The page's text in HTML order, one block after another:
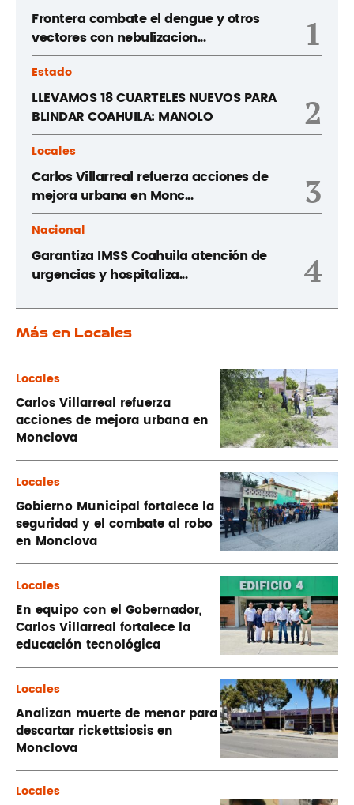
Frontera combate el dengue y otros
vectores con nebulizacion...
1
Estado
LLEVAMOS 18 CUARTELES NUEVOS PARA
BLINDAR COAHUILA: MANOLO
2
Locales
Carlos Villarreal refuerza acciones de
mejora urbana en Monc...
3
Nacional
Garantiza IMSS Coahuila atención de
urgencias y hospitaliza...
4
Más en Locales
Locales
Carlos Villarreal refuerza
acciones de mejora urbana en
Monclova
Locales
Gobierno Municipal fortalece la
seguridad y el combate al robo
en Monclova
Locales
En equipo con el Gobernador,
Carlos Villarreal fortalece la
educación tecnológica
Locales
Analizan muerte de menor para
descartar rickettsiosis en
Monclova
Locales